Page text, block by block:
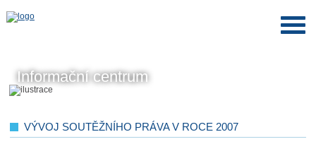
Informační centrum
VÝVOJ SOUTĚŽNÍHO PRÁVA V ROCE 2007